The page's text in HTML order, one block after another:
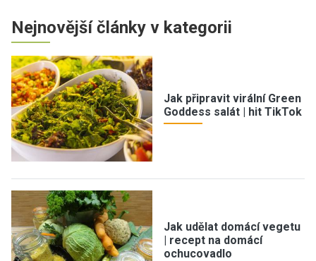
Nejnovější články v kategorii
Jak připravit virální Green
Goddess salát | hit TikTok
Jak udělat domácí vegetu
| recept na domácí
ochucovadlo